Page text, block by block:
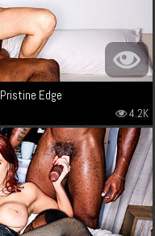
Pristine Edge
4.2K